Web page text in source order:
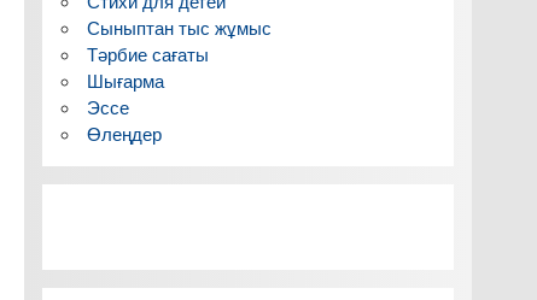
Сыныптан тыс жұмыс
Тәрбие сағаты
Шығарма
Эссе
Өлеңдер